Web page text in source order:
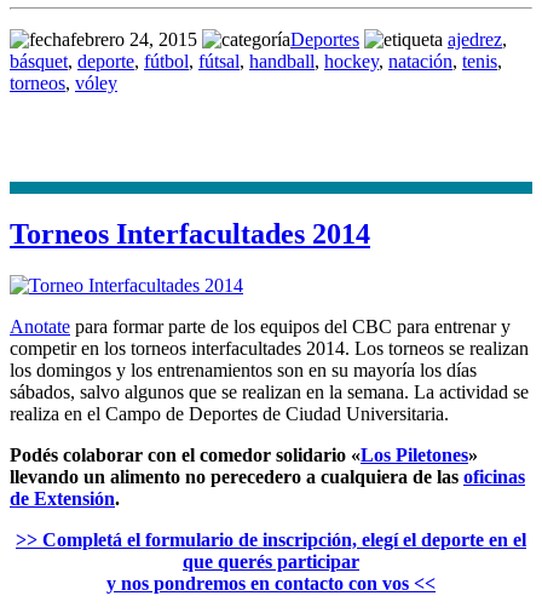
febrero 24, 2015 Deportes ajedrez,
básquet, deporte, fútbol, fútsal, handball, hockey, natación, tenis,
torneos, vóley
Torneos Interfacultades 2014
Anotate para formar parte de los equipos del CBC para entrenar y
competir en los torneos interfacultades 2014. Los torneos se realizan
los domingos y los entrenamientos son en su mayoría los días
sábados, salvo algunos que se realizan en la semana. La actividad se
realiza en el Campo de Deportes de Ciudad Universitaria.
Podés colaborar con el comedor solidario «Los Piletones»
llevando un alimento no perecedero a cualquiera de las oficinas
de Extensión.
>> Completá el formulario de inscripción, elegí el deporte en el
que querés participar
y nos pondremos en contacto con vos <<